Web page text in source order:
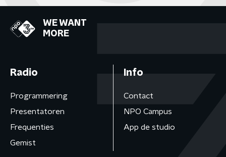
WE WANT
MORE
Radio
Programmering
Presentatoren
Frequenties
Gemist
Info
Contact
NPO Campus
App de studio